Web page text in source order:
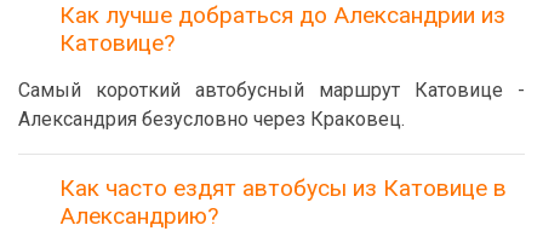
Как лучше добраться до Александрии из
Катовице?
Самый короткий автобусный маршрут Катовице -
Александрия безусловно через Краковец.
Как часто ездят автобусы из Катовице в
Александрию?